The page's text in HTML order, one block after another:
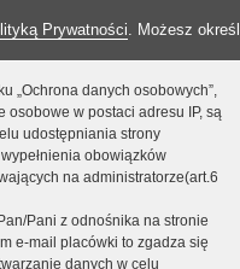
Prywatności. Możesz
„Ochrona danych osobowych”,
osobowe w postaci adresu IP, są
udostępniania strony
obowiązków
na administratorze(art.6
Pani z odnośnika na stronie
e-mail placówki to zgadza się
danych w celu